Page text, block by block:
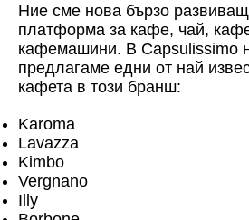
Ние сме нова бързо
платформа за кафе, чай,
кафемашини. В Capsulissimo
предлагаме едни от най
кафета в този бранш:
Karoma
Lavazza
Kimbo
Vergnano
Illy